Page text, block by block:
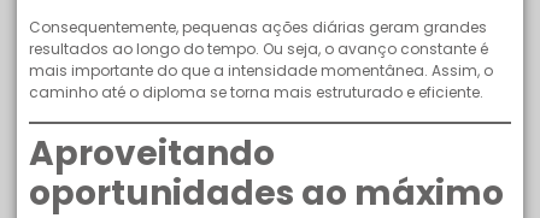
Consequentemente, pequenas ações diárias geram grandes
resultados ao longo do tempo. Ou seja, o avanço constante é
mais importante do que a intensidade momentânea. Assim, o
caminho até o diploma se torna mais estruturado e eficiente.
Aproveitando
oportunidades ao máximo